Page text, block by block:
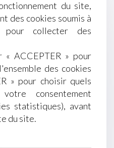
la séparation entre le
et ses parents
à la retraite ?
si aucun travail ne
hiérarchie?
est étendue au
des droits
profonde en faveur des
leurs proches
l’absence injustifiée
du site,
des cookies soumis à
pour collecter des
« ACCEPTER » pour
des cookies
» pour choisir quels
consentement
statistiques), avant
du site.